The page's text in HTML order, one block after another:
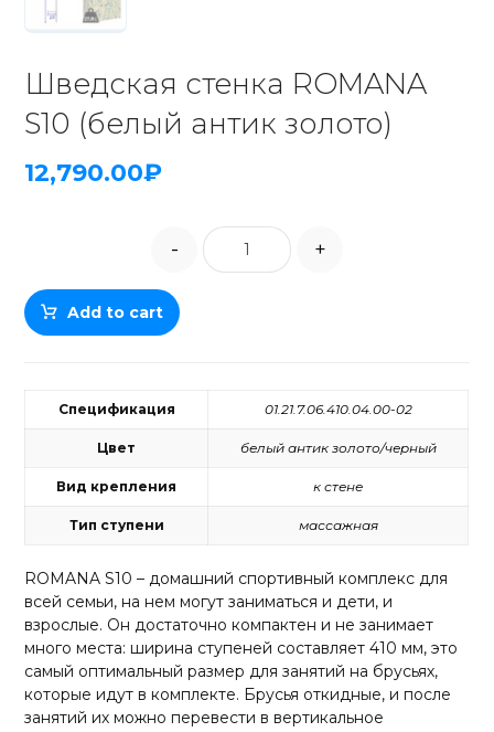
Шведская стенка ROMANA
S10 (белый антик золото)
12,790.00₽
- +
Add to cart
Спецификация 01.21.7.06.410.04.00-02
Цвет белый антик золото/черный
Вид крепления к стене
Тип ступени массажная
ROMANA S10 – домашний спортивный комплекс для
всей семьи, на нем могут заниматься и дети, и
взрослые. Он достаточно компактен и не занимает
много места: ширина ступеней составляет 410 мм, это
самый оптимальный размер для занятий на брусьях,
которые идут в комплекте. Брусья откидные, и после
занятий их можно перевести в вертикальное